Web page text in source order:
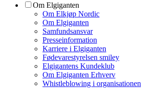
Om Elgiganten
Om Elkjøp Nordic
Om Elgiganten
Samfundsansvar
Presseinformation
Karriere i Elgiganten
Fødevarestyrelsen smiley
Elgigantens Kundeklub
Om Elgiganten Erhverv
Whistleblowing i organisationen